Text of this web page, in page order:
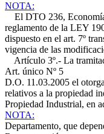
NOTA:
El DTO 236,
reglamento de la LEY
dispuesto en el art. 7º
vigencia de las
Artículo 3º.- La
Art. único Nº 5
D.O. 11.03.2005 el
relativos a la propiedad
Propiedad Industrial, en
NOTA:
Departamento, que